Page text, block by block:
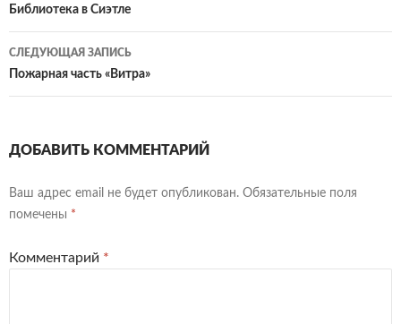
по
записям
Библиотека в Сиэтле
СЛЕДУЮЩАЯ ЗАПИСЬ
Пожарная часть «Витра»
ДОБАВИТЬ КОММЕНТАРИЙ
Ваш адрес email не будет опубликован. Обязательные поля
помечены *
Комментарий *